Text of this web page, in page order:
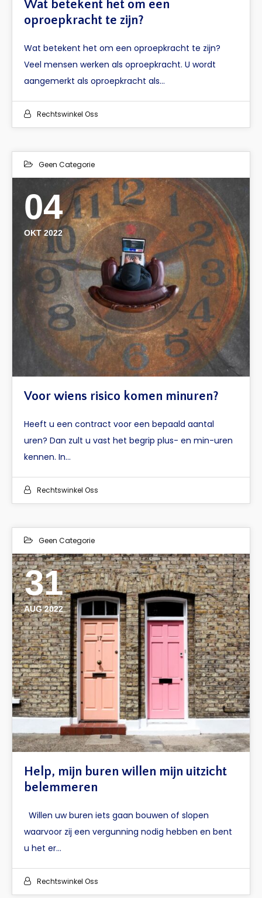
Wat betekent het om een
oproepkracht te zijn?
Wat betekent het om een oproepkracht te zijn?
Veel mensen werken als oproepkracht. U wordt
aangemerkt als oproepkracht als…
Rechtswinkel Oss
Geen Categorie
04
OKT 2022
Voor wiens risico komen minuren?
Heeft u een contract voor een bepaald aantal
uren? Dan zult u vast het begrip plus- en min-uren
kennen. In…
Rechtswinkel Oss
Geen Categorie
31
AUG 2022
Help, mijn buren willen mijn uitzicht
belemmeren
Willen uw buren iets gaan bouwen of slopen
waarvoor zij een vergunning nodig hebben en bent
u het er…
Rechtswinkel Oss